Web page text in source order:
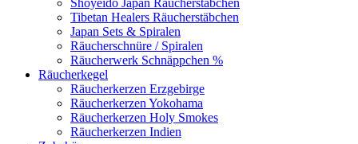
Shoyeido Japan Räucherstäbchen
Tibetan Healers Räucherstäbchen
Japan Sets & Spiralen
Räucherschnüre / Spiralen
Räucherwerk Schnäppchen %
Räucherkegel
Räucherkerzen Erzgebirge
Räucherkerzen Yokohama
Räucherkerzen Holy Smokes
Räucherkerzen Indien